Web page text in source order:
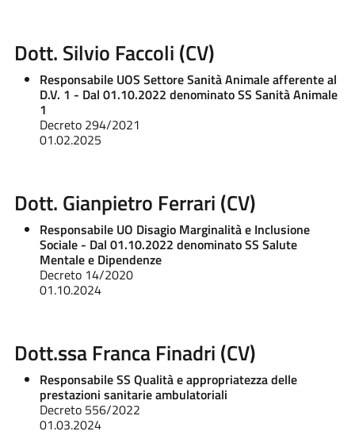
Dott. Silvio Faccoli (CV)
Responsabile UOS Settore Sanità Animale afferente al
D.V. 1 - Dal 01.10.2022 denominato SS Sanità Animale
1
Decreto 294/2021
01.02.2025
Dott. Gianpietro Ferrari (CV)
Responsabile UO Disagio Marginalità e Inclusione
Sociale - Dal 01.10.2022 denominato SS Salute
Mentale e Dipendenze
Decreto 14/2020
01.10.2024
Dott.ssa Franca Finadri (CV)
Responsabile SS Qualità e appropriatezza delle
prestazioni sanitarie ambulatoriali
Decreto 556/2022
01.03.2024